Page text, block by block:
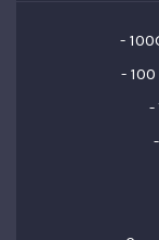
-
-
-